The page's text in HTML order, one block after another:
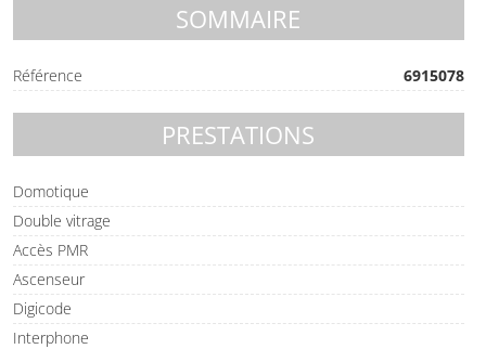
SOMMAIRE
Référence 6915078
PRESTATIONS
Domotique
Double vitrage
Accès PMR
Ascenseur
Digicode
Interphone